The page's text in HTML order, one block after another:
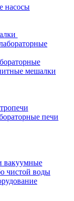
насосы
мешалки
печи
вакуумные
чистой воды